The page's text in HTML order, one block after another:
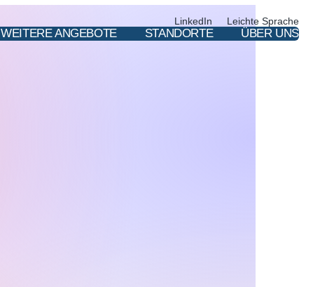
LinkedIn Leichte Sprache
WEITERE ANGEBOTE STANDORTE ÜBER UNS